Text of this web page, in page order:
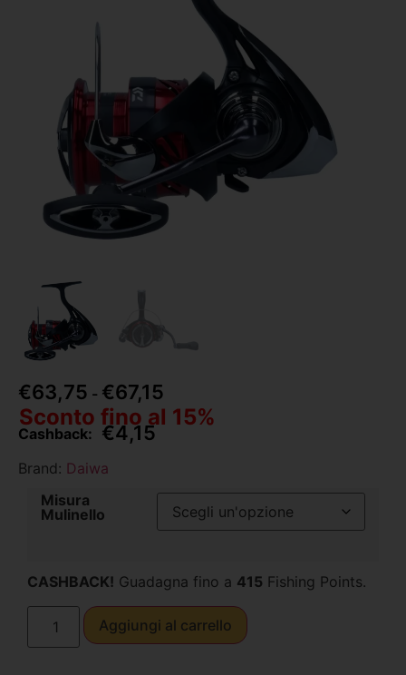
€63,75 - €67,15
Sconto fino al 15%
Cashback: €4,15
Brand: Daiwa
Misura
Mulinello
CASHBACK! Guadagna fino a 415 Fishing Points.
Aggiungi al carrello